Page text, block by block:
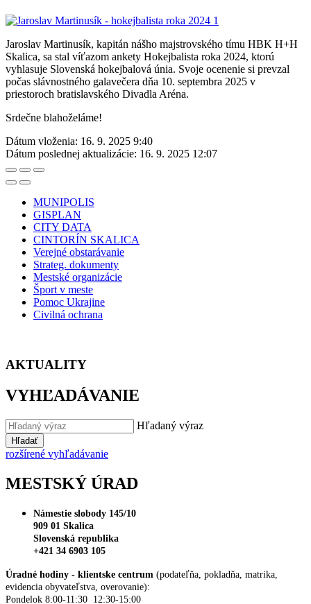
Jaroslav Martinusík, kapitán nášho majstrovského tímu HBK H+H
Skalica, sa stal víťazom ankety Hokejbalista roka 2024, ktorú
vyhlasuje Slovenská hokejbalová únia. Svoje ocenenie si prevzal
počas slávnostného galavečera dňa 10. septembra 2025 v
priestoroch bratislavského Divadla Aréna.
Srdečne blahoželáme!
Dátum vloženia: 16. 9. 2025 9:40
Dátum poslednej aktualizácie: 16. 9. 2025 12:07
MUNIPOLIS
GISPLAN
CITY DATA
CINTORÍN SKALICA
Verejné obstarávanie
Strateg. dokumenty
Mestské organizácie
Šport v meste
Pomoc Ukrajine
Civilná ochrana
AKTUALITY
VYHĽADÁVANIE
Hľadaný výraz
Hľadať
rozšírené vyhľadávanie
MESTSKÝ ÚRAD
Námestie slobody 145/10
909 01 Skalica
Slovenská republika
+421 34 6903 105
Úradné hodiny - klientske centrum (podateľňa, pokladňa, matrika,
evidencia obyvateľstva, overovanie):
Pondelok 8:00-11:30 12:30-15:00